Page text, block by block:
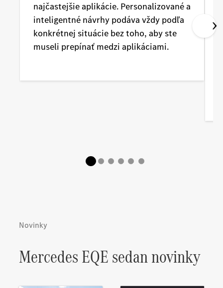
najčastejšie aplikácie. Personalizované a
inteligentné návrhy podáva vždy podľa
konkrétnej situácie bez toho, aby ste
museli prepínať medzi aplikáciami.
Novinky
Mercedes EQE sedan novinky